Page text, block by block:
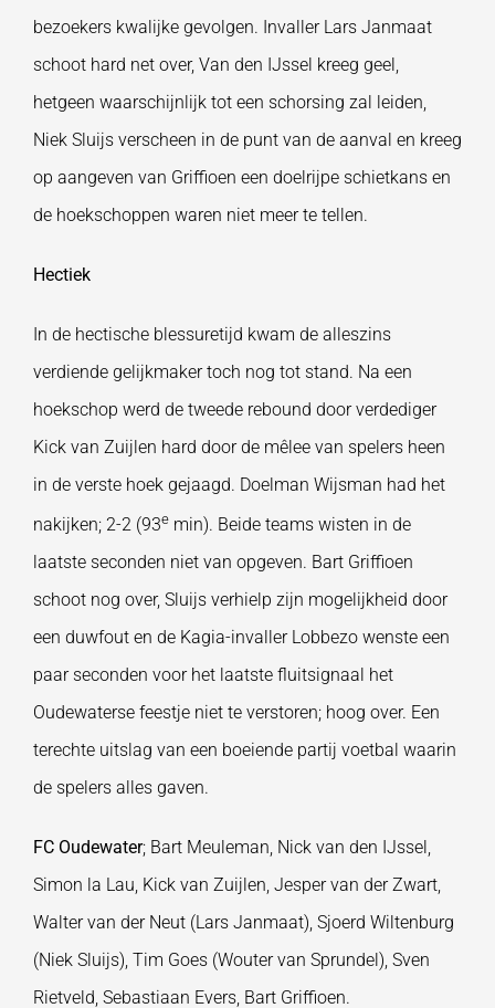
bezoekers kwalijke gevolgen. Invaller Lars Janmaat
schoot hard net over, Van den IJssel kreeg geel,
hetgeen waarschijnlijk tot een schorsing zal leiden,
Niek Sluijs verscheen in de punt van de aanval en kreeg
op aangeven van Griffioen een doelrijpe schietkans en
de hoekschoppen waren niet meer te tellen.
Hectiek
In de hectische blessuretijd kwam de alleszins
verdiende gelijkmaker toch nog tot stand. Na een
hoekschop werd de tweede rebound door verdediger
Kick van Zuijlen hard door de mêlee van spelers heen
in de verste hoek gejaagd. Doelman Wijsman had het
nakijken; 2-2 (93e min). Beide teams wisten in de
laatste seconden niet van opgeven. Bart Griffioen
schoot nog over, Sluijs verhielp zijn mogelijkheid door
een duwfout en de Kagia-invaller Lobbezo wenste een
paar seconden voor het laatste fluitsignaal het
Oudewaterse feestje niet te verstoren; hoog over. Een
terechte uitslag van een boeiende partij voetbal waarin
de spelers alles gaven.
FC Oudewater; Bart Meuleman, Nick van den IJssel,
Simon la Lau, Kick van Zuijlen, Jesper van der Zwart,
Walter van der Neut (Lars Janmaat), Sjoerd Wiltenburg
(Niek Sluijs), Tim Goes (Wouter van Sprundel), Sven
Rietveld, Sebastiaan Evers, Bart Griffioen.